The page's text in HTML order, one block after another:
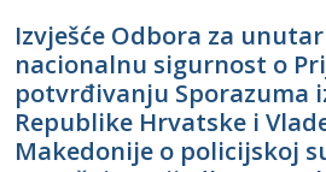
Izvješće Odbora za
nacionalnu sigurnost o
potvrđivanju Sporazuma
Republike Hrvatske i
Makedonije o policijskoj